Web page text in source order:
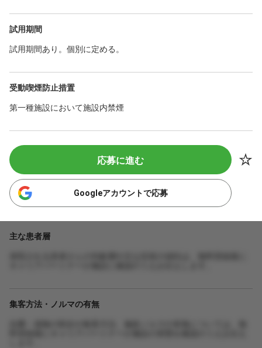
試用期間
試用期間あり。個別に定める。
受動喫煙防止措置
第一種施設において施設内禁煙
応募に進む
Googleアカウントで応募
主な患者層
集客方法・ノルマの有無